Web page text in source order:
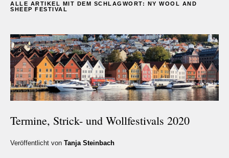
ALLE ARTIKEL MIT DEM SCHLAGWORT:
NY WOOL AND
SHEEP FESTIVAL
Termine, Strick- und Wollfestivals 2020
Veröffentlicht von Tanja Steinbach